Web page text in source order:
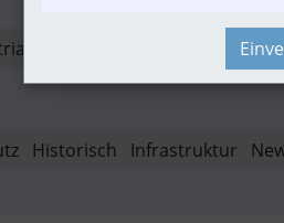
In-Motion
Fan
Historisch Infrastruktur